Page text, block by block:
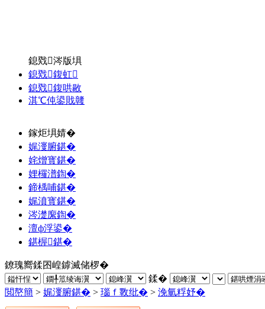
鎴戣涔版埧
鎴戣鍑虹
鎴戣鍑哄敭
淇℃伅鍙戝竷
鎵炬埧婧�
娓濅腑鍖�
姹熷寳鍖�
娌欏潽鍧�
鍗楀哺鍖�
娓濆寳鍖�
涔濋緳鍧�
澶ф浮鍙�
鍖楃鍖�
鐐瑰嚮鍒囨崲鎼滅储椤�
鍒�
閲嶅簡 > 娓濅腑鍖� > 瑙ｆ斁纰� > 浼氫粰妤�